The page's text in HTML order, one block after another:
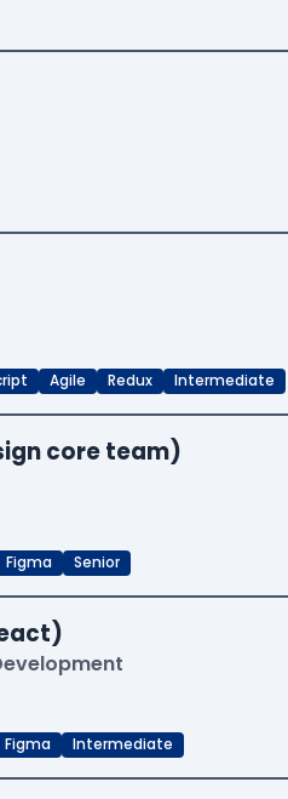
Agile Redux Intermediate
core team)
Figma Senior
Figma Intermediate